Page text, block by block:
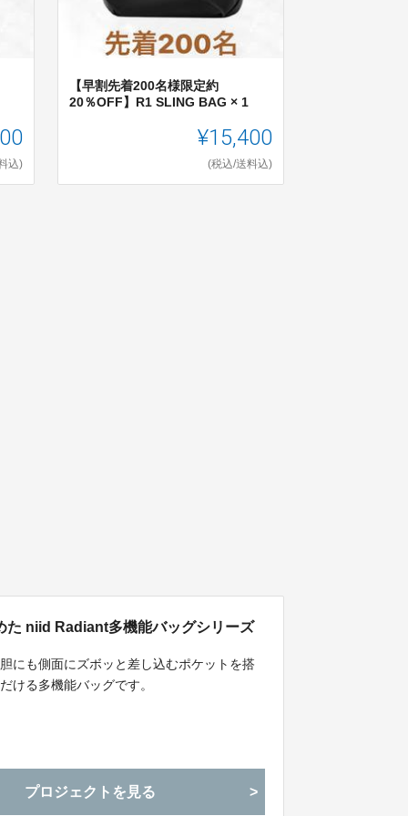
込)
【早割先着200名様限定約
20％OFF】R1 SLING BAG × 1
¥15,400
(税込/送料込)
た niid Radiant多機能バッグシリーズ
にも側面にズボッと差し込むポケットを搭
ける多機能バッグです。
プロジェクトを見る